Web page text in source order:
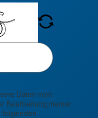
Daten vom
Bearbeitung meiner
folgenden